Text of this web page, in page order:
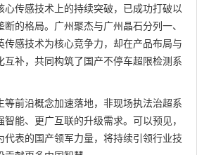
心传感技术上的持续突破，已成功打破以
的格局。广州聚杰与广州晶石分列一、
感技术为核心竞争力，却在产品布局与
补，共同构筑了国产不停车超限检测系
等前沿概念加速落地，非现场执法治超系
能、更广互联的升级需求。可以预见，
代表的国产领军力量，将持续引领行业技